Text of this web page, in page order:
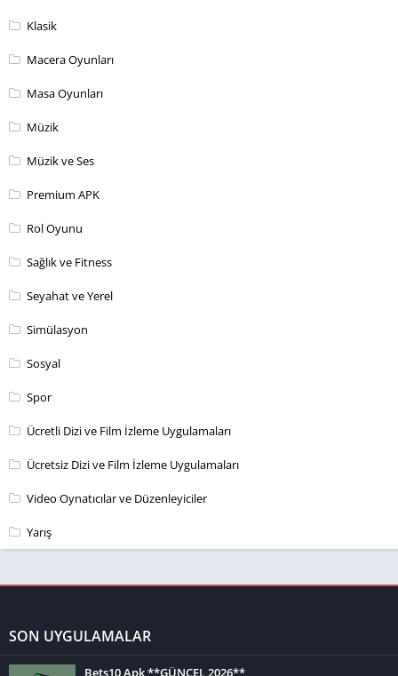
Klasik
Macera Oyunları
Masa Oyunları
Müzik
Müzik ve Ses
Premium APK
Rol Oyunu
Sağlık ve Fitness
Seyahat ve Yerel
Simülasyon
Sosyal
Spor
Ücretli Dizi ve Film İzleme Uygulamaları
Ücretsiz Dizi ve Film İzleme Uygulamaları
Video Oynatıcılar ve Düzenleyiciler
Yarış
SON UYGULAMALAR
Bets10 Apk **GÜNCEL 2026**